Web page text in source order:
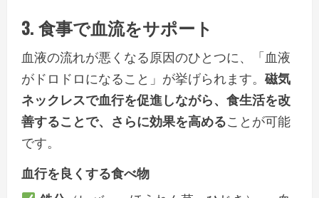
3. 食事で血流をサポート
血液の流れが悪くなる原因のひとつに、「血液
がドロドロになること」が挙げられます。 磁気
ネックレスで血行を促進しながら、食生活を改
善することで、さらに効果を高めることが可能
です。
血行を良くする食べ物